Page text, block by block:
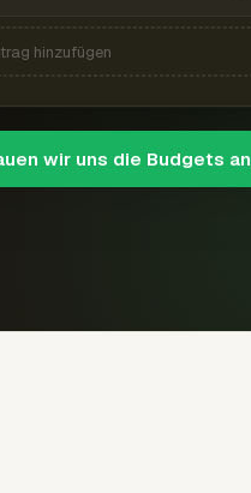
hinzufügen
wir uns die Budgets an